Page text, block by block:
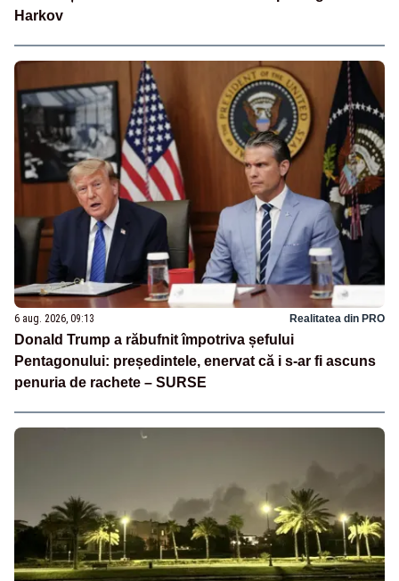
Harkov
6 aug. 2026, 09:13 Realitatea din PRO
Donald Trump a răbufnit împotriva șefului
Pentagonului: președintele, enervat că i s-ar fi ascuns
penuria de rachete – SURSE